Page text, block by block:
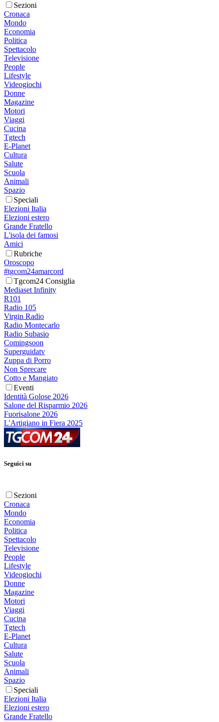
Sezioni
Cronaca
Mondo
Economia
Politica
Spettacolo
Televisione
People
Lifestyle
Videogiochi
Donne
Magazine
Motori
Viaggi
Cucina
Tgtech
E-Planet
Cultura
Salute
Scuola
Animali
Spazio
Speciali
Elezioni Italia
Elezioni estero
Grande Fratello
L'isola dei famosi
Amici
Rubriche
Oroscopo
#tgcom24amarcord
Tgcom24 Consiglia
Mediaset Infinity
R101
Radio 105
Virgin Radio
Radio Montecarlo
Radio Subasio
Comingsoon
Superguidatv
Zuppa di Porro
Non Sprecare
Cotto e Mangiato
Eventi
Identità Golose 2026
Salone del Risparmio 2026
Fuorisalone 2026
L'Artigiano in Fiera 2025
Seguici su
Sezioni
Cronaca
Mondo
Economia
Politica
Spettacolo
Televisione
People
Lifestyle
Videogiochi
Donne
Magazine
Motori
Viaggi
Cucina
Tgtech
E-Planet
Cultura
Salute
Scuola
Animali
Spazio
Speciali
Elezioni Italia
Elezioni estero
Grande Fratello